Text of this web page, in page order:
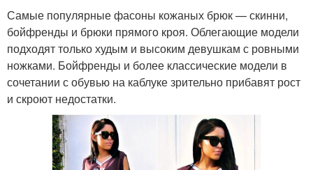
Самые популярные фасоны кожаных брюк — скинни,
бойфренды и брюки прямого кроя. Облегающие модели
подходят только худым и высоким девушкам с ровными
ножками. Бойфренды и более классические модели в
сочетании с обувью на каблуке зрительно прибавят рост
и скроют недостатки.